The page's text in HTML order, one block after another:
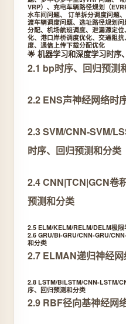
VRP）、充电车辆路径规划（
水车间问题、 订单拆分调度问题
渡车辆调度问题、选址路径规划
分配、机场航班调度、泄漏源定
化、港口岸桥调度优化、交通阻
度、通信上传下载分配优化
🌟 机器学习和深度学习时序
2.1 bp时序、回归预测
2.2 ENS声神经网络时
2.3 SVM/CNN-SVM/
时序、回归预测和分类
2.4 CNN|TCN|GCN卷
预测和分类
2.5 ELM/KELM/RELM/DELM极
2.6 GRU/Bi-GRU/CNN-GRU/
和分类
2.7 ELMAN递归神经
2.8 LSTM/BiLSTM/CNN-LSTM/
序、回归预测和分类
2.9 RBF径向基神经网